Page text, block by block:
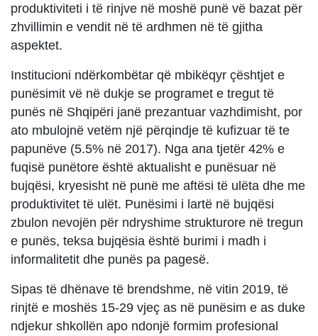
produktiviteti i të rinjve në moshë punë vë bazat për
zhvillimin e vendit në të ardhmen në të gjitha
aspektet.
Institucioni ndërkombëtar që mbikëqyr çështjet e
punësimit vë në dukje se programet e tregut të
punës në Shqipëri janë prezantuar vazhdimisht, por
ato mbulojnë vetëm një përqindje të kufizuar të te
papunëve (5.5% në 2017). Nga ana tjetër 42% e
fuqisë punëtore është aktualisht e punësuar në
bujqësi, kryesisht në punë me aftësi të ulëta dhe me
produktivitet të ulët. Punësimi i lartë në bujqësi
zbulon nevojën për ndryshime strukturore në tregun
e punës, teksa bujqësia është burimi i madh i
informalitetit dhe punës pa pagesë.
Sipas të dhënave të brendshme, në vitin 2019, të
rinjtë e moshës 15-29 vjeç as në punësim e as duke
ndjekur shkollën apo ndonjë formim profesional